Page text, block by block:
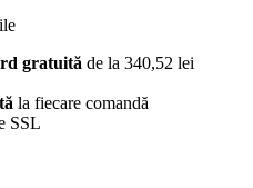
gratuită de la 340,52 lei
la fiecare comandă
SSL